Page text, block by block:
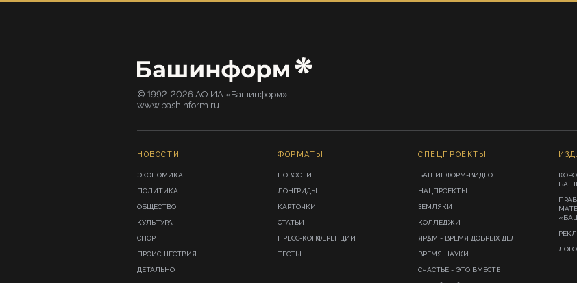
© 1992-2026 АО ИА «Башинформ».
www.bashinform.ru
НОВОСТИ
ЭКОНОМИКА
ПОЛИТИКА
ОБЩЕСТВО
КУЛЬТУРА
СПОРТ
ПРОИСШЕСТВИЯ
ДЕТАЛЬНО
ФОРМАТЫ
НОВОСТИ
ЛОНГРИДЫ
КАРТОЧКИ
СТАТЬИ
ПРЕСС-КОНФЕРЕНЦИИ
ТЕСТЫ
СПЕЦПРОЕКТЫ
БАШИНФОРМ-ВИДЕО
НАЦПРОЕКТЫ
ЗЕМЛЯКИ
КОЛЛЕДЖИ
ЯРҘАМ - ВРЕМЯ ДОБРЫХ ДЕЛ
ВРЕМЯ НАУКИ
СЧАСТЬЕ - ЭТО ВМЕСТЕ